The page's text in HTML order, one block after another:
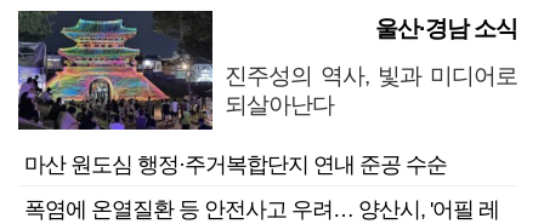
울산·경남 소식
진주성의 역사, 빛과 미디어로
되살아난다
마산 원도심 행정·주거복합단지 연내 준공 수순
폭염에 온열질환 등 안전사고 우려… 양산시, '어필 레